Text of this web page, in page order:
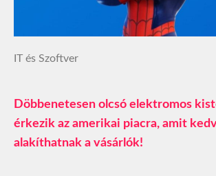
IT és Szoftver
Döbbenetesen olcsó elektromos
érkezik az amerikai piacra, amit
alakíthatnak a vásárlók!